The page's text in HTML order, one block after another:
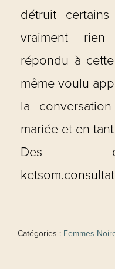
détruit
vraiment
répondu à
même voulu
la
mariée et en
Des
Catégories : Femmes